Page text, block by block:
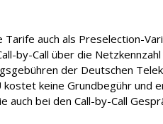
auch als Preselection-
by-Call über die
der Deutschen
keine Grundbegühr und
bei den Call-by-Call